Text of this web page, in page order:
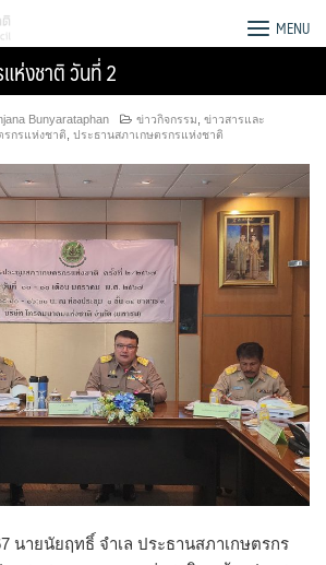
MENU
ห่งชาติ วันที่ 2
Bunyarataphan ข่าวกิจกรรม ข่าวสารและ
รกรแห่งชาติ ประธานสภาเกษตรกรแห่งชาติ
นายนัยฤทธิ์ จำเล ประธานสภาเกษตรกร